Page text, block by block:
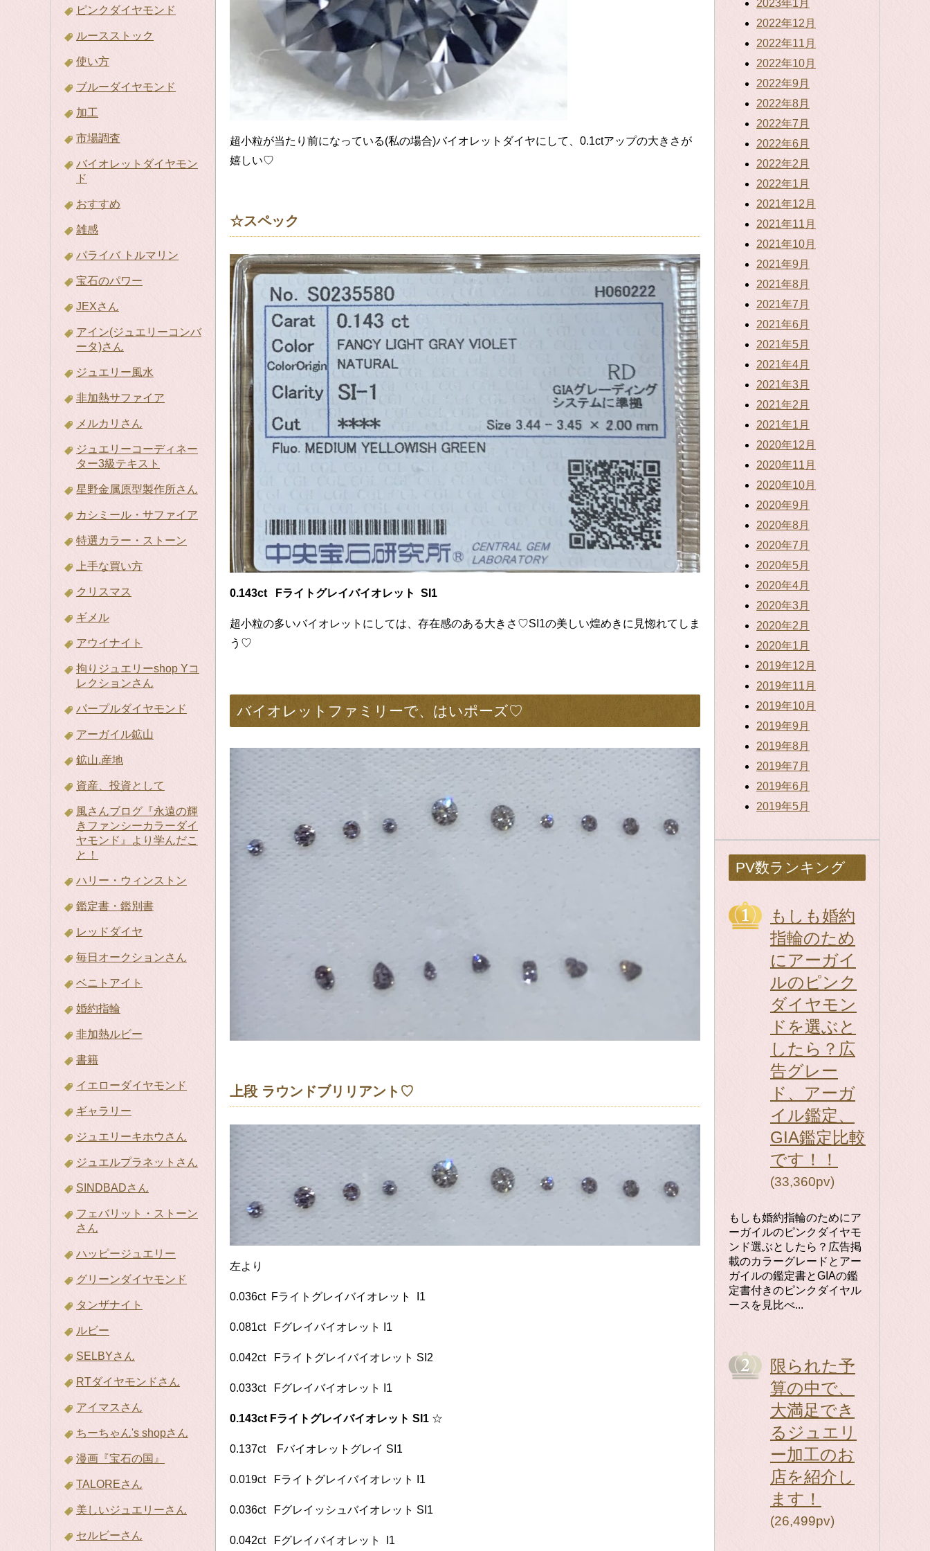
ピンクダイヤモンド
ルースストック
使い方
ブルーダイヤモンド
加工
市場調査
バイオレットダイヤモン
ド
おすすめ
雑感
パライバ トルマリン
宝石のパワー
JEXさん
アイン(ジュエリーコンバ
ータ)さん
ジュエリー風水
非加熱サファイア
メルカリさん
ジュエリーコーディネー
ター3級テキスト
星野金属原型製作所さん
カシミール・サファイア
特選カラー・ストーン
上手な買い方
クリスマス
ギメル
アウイナイト
拘りジュエリーshop Yコ
レクションさん
パープルダイヤモンド
アーガイル鉱山
鉱山.産地
資産、投資として
風さんブログ『永遠の輝
きファンシーカラーダイ
ヤモンド』より学んだこ
と！
ハリー・ウィンストン
鑑定書・鑑別書
レッドダイヤ
毎日オークションさん
ベニトアイト
婚約指輪
非加熱ルビー
書籍
イエローダイヤモンド
ギャラリー
ジュエリーキホウさん
ジュエルプラネットさん
SINDBADさん
フェバリット・ストーン
さん
ハッピージュエリー
グリーンダイヤモンド
タンザナイト
ルビー
SELBYさん
RTダイヤモンドさん
アイマスさん
ちーちゃん's shopさん
漫画『宝石の国』
TALOREさん
美しいジュエリーさん
セルビーさん
超小粒が当たり前になっている(私の場合)バイオレットダイヤにして、0.1ctアップの大きさが
嬉しい♡
☆スペック
0.143ct Fライトグレイバイオレット SI1
超小粒の多いバイオレットにしては、存在感のある大きさ♡SI1の美しい煌めきに見惚れてしま
う♡
バイオレットファミリーで、はいポーズ♡
上段 ラウンドブリリアント♡
左より
0.036ct Fライトグレイバイオレット I1
0.081ct Fグレイバイオレット I1
0.042ct Fライトグレイバイオレット SI2
0.033ct Fグレイバイオレット I1
0.143ct Fライトグレイバイオレット SI1 ☆
0.137ct Fバイオレットグレイ SI1
0.019ct Fライトグレイバイオレット I1
0.036ct Fグレイッシュバイオレット SI1
0.042ct Fグレイバイオレット I1
2023年1月
2022年12月
2022年11月
2022年10月
2022年9月
2022年8月
2022年7月
2022年6月
2022年2月
2022年1月
2021年12月
2021年11月
2021年10月
2021年9月
2021年8月
2021年7月
2021年6月
2021年5月
2021年4月
2021年3月
2021年2月
2021年1月
2020年12月
2020年11月
2020年10月
2020年9月
2020年8月
2020年7月
2020年5月
2020年4月
2020年3月
2020年2月
2020年1月
2019年12月
2019年11月
2019年10月
2019年9月
2019年8月
2019年7月
2019年6月
2019年5月
PV数ランキング
もしも婚約
指輪のため
にアーガイ
ルのピンク
ダイヤモン
ドを選ぶと
したら？広
告グレー
ド、アーガ
イル鑑定、
GIA鑑定比較
です！！
(33,360pv)
もしも婚約指輪のためにア
ーガイルのピンクダイヤモ
ンド選ぶとしたら？広告掲
載のカラーグレードとアー
ガイルの鑑定書とGIAの鑑
定書付きのピンクダイヤル
ースを見比べ...
限られた予
算の中で、
大満足でき
るジュエリ
ー加工のお
店を紹介し
ます！
(26,499pv)